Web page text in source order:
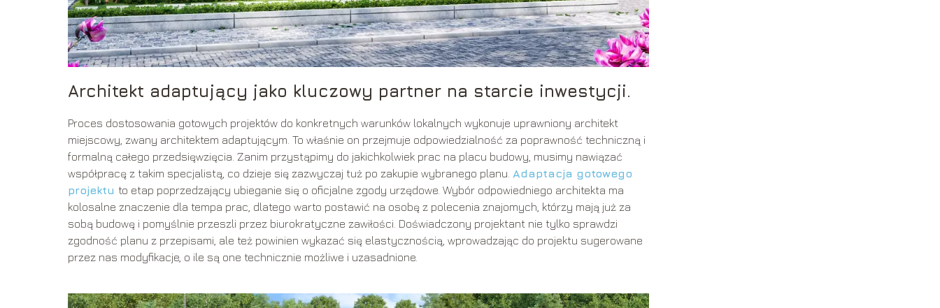
Architekt adaptujący jako kluczowy partner na starcie inwestycji.
Proces dostosowania gotowych projektów do konkretnych warunków lokalnych wykonuje uprawniony architekt
miejscowy, zwany architektem adaptującym. To właśnie on przejmuje odpowiedzialność za poprawność techniczną i
formalną całego przedsięwzięcia. Zanim przystąpimy do jakichkolwiek prac na placu budowy, musimy nawiązać
współpracę z takim specjalistą, co dzieje się zazwyczaj tuż po zakupie wybranego planu. Adaptacja gotowego
projektu to etap poprzedzający ubieganie się o oficjalne zgody urzędowe. Wybór odpowiedniego architekta ma
kolosalne znaczenie dla tempa prac, dlatego warto postawić na osobę z polecenia znajomych, którzy mają już za
sobą budowę i pomyślnie przeszli przez biurokratyczne zawiłości. Doświadczony projektant nie tylko sprawdzi
zgodność planu z przepisami, ale też powinien wykazać się elastycznością, wprowadzając do projektu sugerowane
przez nas modyfikacje, o ile są one technicznie możliwe i uzasadnione.